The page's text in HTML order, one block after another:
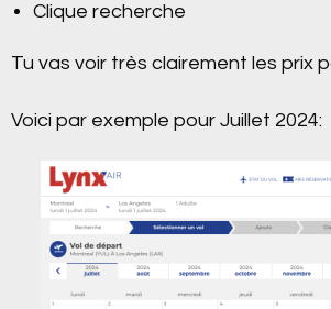
Clique recherche
Tu vas voir très clairement les prix
Voici par exemple pour Juillet 2024: